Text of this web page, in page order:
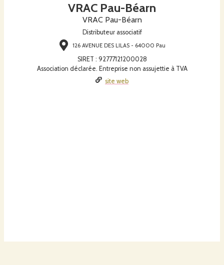
VRAC Pau-Béarn
VRAC Pau-Béarn
Distributeur associatif
126 AVENUE DES LILAS - 64000 Pau
SIRET : 92777121200028
Association déclarée. Entreprise non assujettie à TVA
site web